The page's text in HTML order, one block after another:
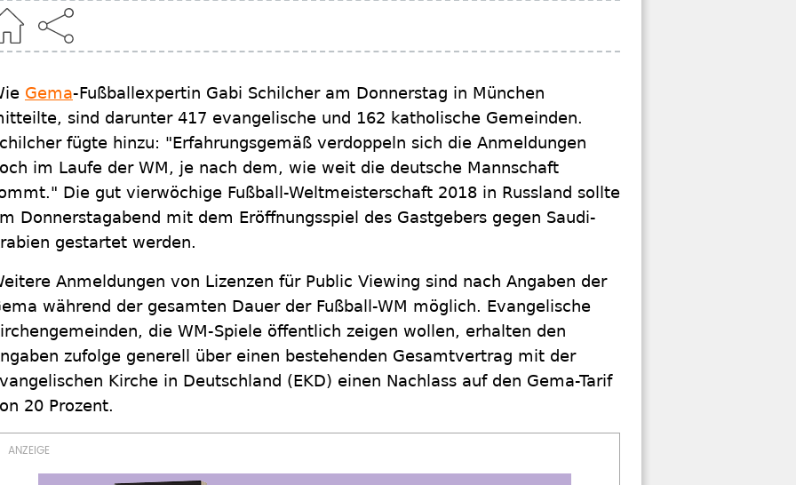
Gema-Fußballexpertin Gabi Schilcher am Donnerstag in München
sind darunter 417 evangelische und 162 katholische Gemeinden.
fügte hinzu: "Erfahrungsgemäß verdoppeln sich die Anmeldungen
im Laufe der WM, je nach dem, wie weit die deutsche Mannschaft
Die gut vierwöchige Fußball-Weltmeisterschaft 2018 in Russland sollte
Donnerstagabend mit dem Eröffnungsspiel des Gastgebers gegen Saudi-
gestartet werden.
Anmeldungen von Lizenzen für Public Viewing sind nach Angaben der
während der gesamten Dauer der Fußball-WM möglich. Evangelische
die WM-Spiele öffentlich zeigen wollen, erhalten den
zufolge generell über einen bestehenden Gesamtvertrag mit der
Kirche in Deutschland (EKD) einen Nachlass auf den Gema-Tarif
20 Prozent.